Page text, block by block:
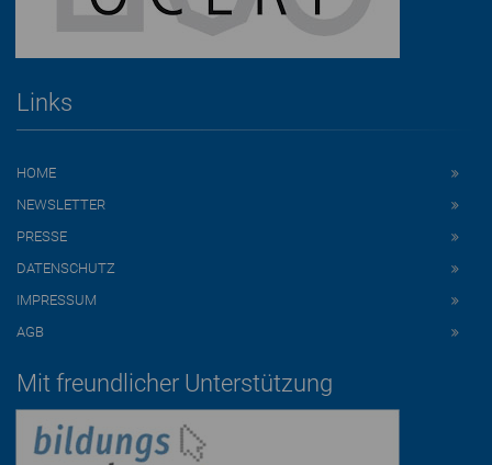
Links
HOME
NEWSLETTER
PRESSE
DATENSCHUTZ
IMPRESSUM
AGB
Mit freundlicher Unterstützung